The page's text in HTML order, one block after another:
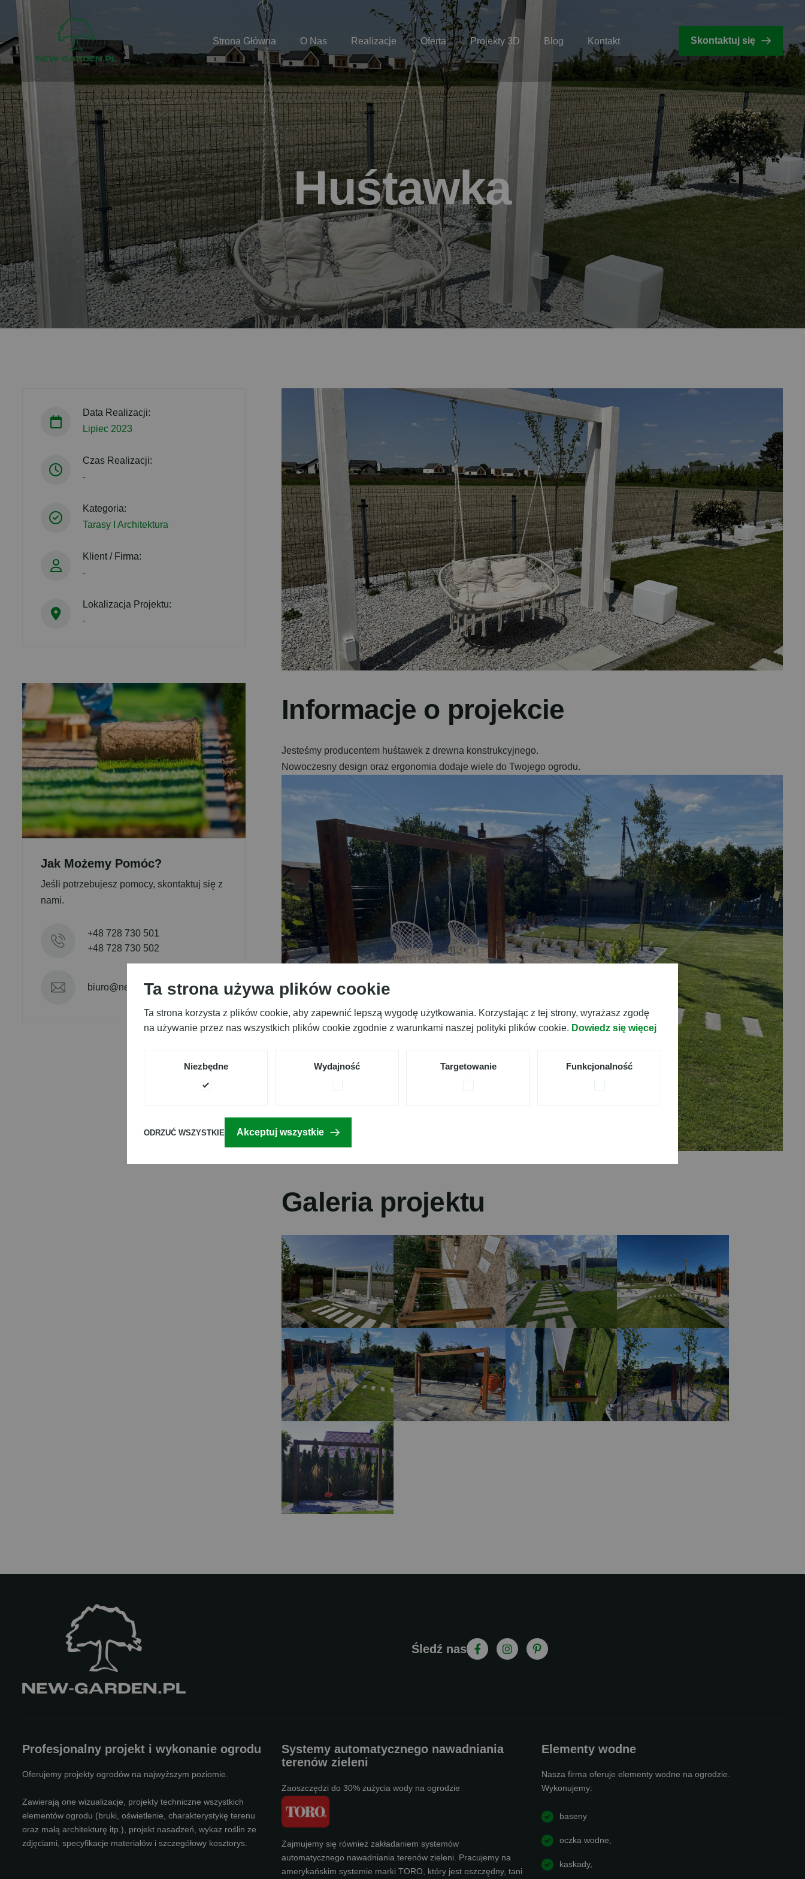
Ta strona używa plików cookie
Ta strona korzysta z plików cookie, aby zapewnić lepszą wygodę użytkowania. Korzystając z tej strony, wyrażasz zgodę
na używanie przez nas wszystkich plików cookie zgodnie z warunkami naszej polityki plików cookie. Dowiedz się więcej
Niezbędne Wydajność Targetowanie Funkcjonalność
ODRZUĆ WSZYSTKIE Akceptuj wszystkie
Strona Główna O Nas Realizacje Oferta Projekty 3D Blog Kontakt Skontaktuj się
Huśtawka
Data Realizacji:
Lipiec 2023
Czas Realizacji:
-
Kategoria:
Tarasy I Architektura
Klient / Firma:
-
Lokalizacja Projektu:
-
Jak Możemy Pomóc?
Jeśli potrzebujesz pomocy, skontaktuj się z
nami.
+48 728 730 501
+48 728 730 502
biuro@new-garden.pl
Informacje o projekcie
Jesteśmy producentem huśtawek z drewna konstrukcyjnego.
Nowoczesny design oraz ergonomia dodaje wiele do Twojego ogrodu.
Galeria projektu
Śledź nas
Profesjonalny projekt i wykonanie ogrodu
Oferujemy projekty ogrodów na najwyższym poziomie.
Zawierają one wizualizacje, projekty techniczne wszystkich
elementów ogrodu (bruki, oświetlenie, charakterystykę terenu
oraz małą architekturę itp.), projekt nasadzeń, wykaz roślin ze
zdjęciami, specyfikacje materiałów i szczegółowy kosztorys.
Systemy automatycznego nawadniania
terenów zieleni
Zaoszczędzi do 30% zużycia wody na ogrodzie
Zajmujemy się również zakładaniem systemów
automatycznego nawadniania terenów zieleni. Pracujemy na
amerykańskim systemie marki TORO, który jest oszczędny, tani
Elementy wodne
Nasza firma oferuje elementy wodne na ogrodzie.
Wykonujemy:
baseny
oczka wodne,
kaskady,